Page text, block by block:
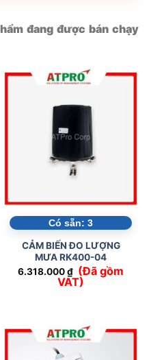
đang được bán chạy
Có sẵn: 3
CẢM BIẾN ĐO LƯỢNG
MƯA RK400-04
6.318.000₫ (Đã gồm
VAT)